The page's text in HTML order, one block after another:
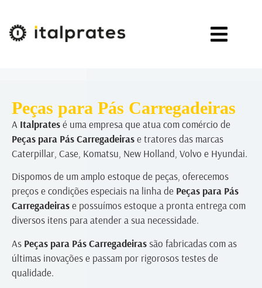
Peças para Pás Carregadeiras
A Italpratesé uma empresa que atua com comércio de
Peças para Pás Carregadeirase tratores das marcas
Caterpillar, Case, Komatsu, New Holland, Volvo e Hyundai.
Dispomos de um amplo estoque de peças, oferecemos
preços e condições especiais na linha de Peças para Pás
Carregadeirase possuímos estoque a pronta entrega com
diversos itens para atender a sua necessidade.
As Peças para Pás Carregadeirassão fabricadas com as
últimas inovações e passam por rigorosos testes de
qualidade.